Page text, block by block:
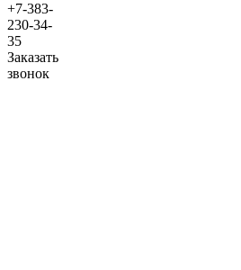
+7-383-
230-34-
35
Заказать
звонок